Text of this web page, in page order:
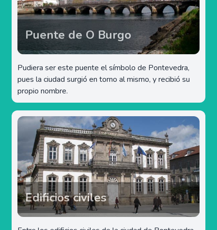
Puente de O Burgo
Pudiera ser este puente el símbolo de Pontevedra,
pues la ciudad surgió en torno al mismo, y recibió su
propio nombre.
Edificios civiles